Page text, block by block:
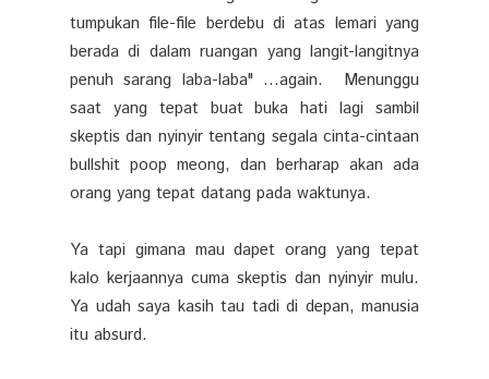
tumpukan file-file berdebu di atas lemari yang
berada di dalam ruangan yang langit-langitnya
penuh sarang laba-laba" ...again. Menunggu
saat yang tepat buat buka hati lagi sambil
skeptis dan nyinyir tentang segala cinta-cintaan
bullshit poop meong, dan berharap akan ada
orang yang tepat datang pada waktunya.
Ya tapi gimana mau dapet orang yang tepat
kalo kerjaannya cuma skeptis dan nyinyir mulu.
Ya udah saya kasih tau tadi di depan, manusia
itu absurd.